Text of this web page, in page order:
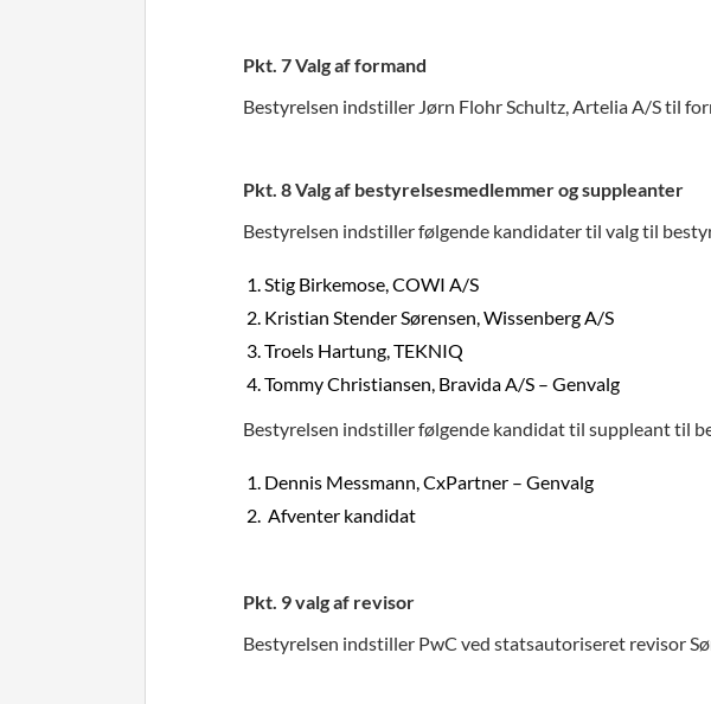
Pkt. 7 Valg af formand
Bestyrelsen indstiller Jørn Flohr Schultz, Artelia A/S til
Pkt. 8 Valg af bestyrelsesmedlemmer og suppleanter
Bestyrelsen indstiller følgende kandidater til valg til
Stig Birkemose, COWI A/S
Kristian Stender Sørensen, Wissenberg A/S
Troels Hartung, TEKNIQ
Tommy Christiansen, Bravida A/S – Genvalg
Bestyrelsen indstiller følgende kandidat til suppleant til
Dennis Messmann, CxPartner – Genvalg
Afventer kandidat
Pkt. 9 valg af revisor
Bestyrelsen indstiller PwC ved statsautoriseret revisor